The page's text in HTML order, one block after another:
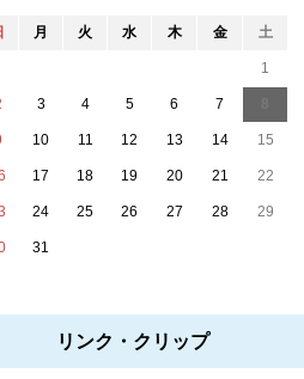
月 火 水 木 金 土
1
3 4 5 6 7
10 11 12 13 14 15
17 18 19 20 21 22
24 25 26 27 28 29
31
リンク・クリップ